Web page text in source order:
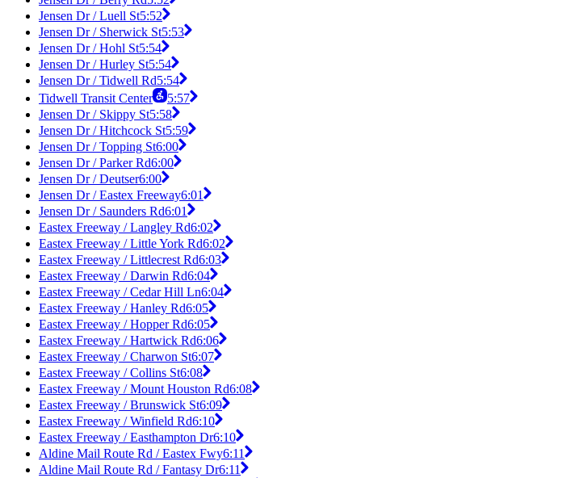
Jensen Dr / Luell St5:52
Jensen Dr / Sherwick St5:53
Jensen Dr / Hohl St5:54
Jensen Dr / Hurley St5:54
Jensen Dr / Tidwell Rd5:54
Tidwell Transit Center
5:57
Jensen Dr / Skippy St5:58
Jensen Dr / Hitchcock St5:59
Jensen Dr / Topping St6:00
Jensen Dr / Parker Rd6:00
Jensen Dr / Deutser6:00
Jensen Dr / Eastex Freeway6:01
Jensen Dr / Saunders Rd6:01
Eastex Freeway / Langley Rd6:02
Eastex Freeway / Little York Rd6:02
Eastex Freeway / Littlecrest Rd6:03
Eastex Freeway / Darwin Rd6:04
Eastex Freeway / Cedar Hill Ln6:04
Eastex Freeway / Hanley Rd6:05
Eastex Freeway / Hopper Rd6:05
Eastex Freeway / Hartwick Rd6:06
Eastex Freeway / Charwon St6:07
Eastex Freeway / Collins St6:08
Eastex Freeway / Mount Houston Rd6:08
Eastex Freeway / Brunswick St6:09
Eastex Freeway / Winfield Rd6:10
Eastex Freeway / Easthampton Dr6:10
Aldine Mail Route Rd / Eastex Fwy6:11
Aldine Mail Route Rd / Fantasy Dr6:11